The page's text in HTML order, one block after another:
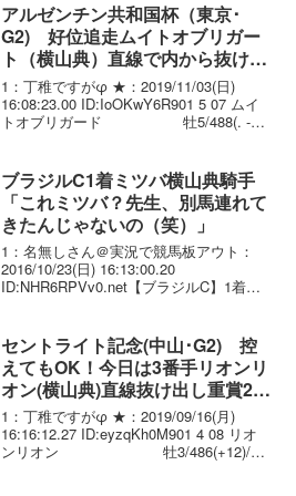
アルゼンチン共和国杯（東京･
G2) 好位追走ムイトオブリガー
ト（横山典）直線で内から抜け出
し重賞初制覇！
1：丁稚ですがφ ★：2019/11/03(日)
16:08:23.00 ID:IoOKwY6R901 5 07 ムイ
トオブリガード 牡5/488(. -2)/
ブラジルC1着ミツバ横山典騎手
「これミツバ？先生、別馬連れて
きたんじゃないの（笑）」
1：名無しさん＠実況で競馬板アウト：
2016/10/23(日) 16:13:00.20
ID:NHR6RPVv0.net【ブラジルC】1着ミ
は54キロも良かったし、ま...
セントライト記念(中山･G2) 控
えてもOK！今日は3番手リオンリ
オン(横山典)直線抜け出し重賞2勝
目！いざ菊花賞へ
1：丁稚ですがφ ★：2019/09/16(月)
16:16:12.27 ID:eyzqKh0M901 4 08 リオ
ンリオン 牡3/486(+12)/